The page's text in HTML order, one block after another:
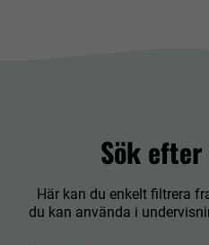
Sök
Här kan du enkelt filtrera
du kan använda i